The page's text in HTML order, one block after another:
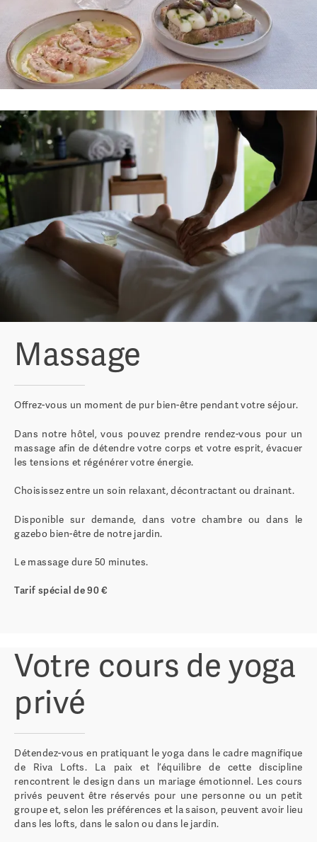
Massage
Offrez-vous un moment de pur bien-être pendant votre séjour.
Dans notre hôtel, vous pouvez prendre rendez-vous pour un
massage afin de détendre votre corps et votre esprit, évacuer
les tensions et régénérer votre énergie.
Choisissez entre un soin relaxant, décontractant ou drainant.
Disponible sur demande, dans votre chambre ou dans le
gazebo bien-être de notre jardin.
Le massage dure 50 minutes.
Tarif spécial de 90 €
Votre cours de yoga
privé
Détendez-vous en pratiquant le yoga dans le cadre magnifique
de Riva Lofts. La paix et l’équilibre de cette discipline
rencontrent le design dans un mariage émotionnel. Les cours
privés peuvent être réservés pour une personne ou un petit
groupe et, selon les préférences et la saison, peuvent avoir lieu
dans les lofts, dans le salon ou dans le jardin.